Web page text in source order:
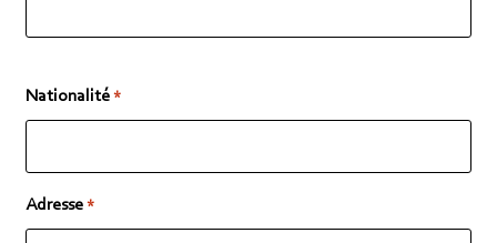
Nationalité *
Adresse *